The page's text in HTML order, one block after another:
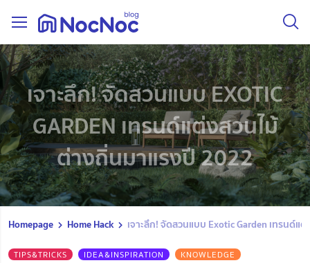
เจาะลึก! จัดสวนแบบ EXOTIC
GARDEN เทรนด์แต่งสวนไม้
ต่างถิ่นมาแรงปี 2022
Homepage Home Hack เจาะลึก! จัดสวนแบบ Exotic Garden เทรนด์แ
TIPS&TRICKS IDEA&INSPIRATION KNOWLEDGE